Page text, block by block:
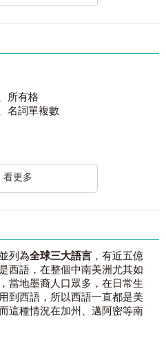
A1等級一本到手！
？
才稀少，用西語為履歷加分，
最短時間就可輕鬆習得第二外
考一次用一輩子。
野，不再侷限於中文及英文思
語言能力邁向全球。
大加分，校內考試輕鬆pass。
班！
A1等級，這本就夠！
所有格
名詞單複數
看更多
列為全球三大語言 ，有近五億
西語，在整個中南美洲尤其如
當地墨裔人口眾多，在日常生
到西語，所以西語一直都是美
這種情況在加州、邁阿密等南